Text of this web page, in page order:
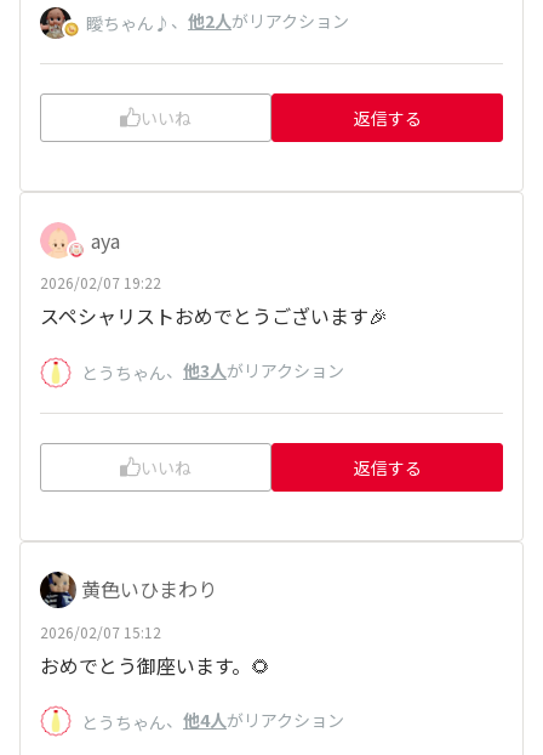
瞹ちゃん♪ 、 他2人がリアクション
いいね 返信する
aya
2026/02/07 19:22
スペシャリストおめでとうございます🎉
とうちゃん、 他3人がリアクション
いいね 返信する
黄色いひまわり
2026/02/07 15:12
おめでとう御座います。🌻
とうちゃん、 他4人がリアクション